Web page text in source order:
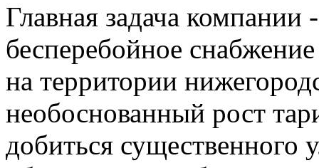
Главная задача
бесперебойное
на территории
необоснованный рост
добиться существенного